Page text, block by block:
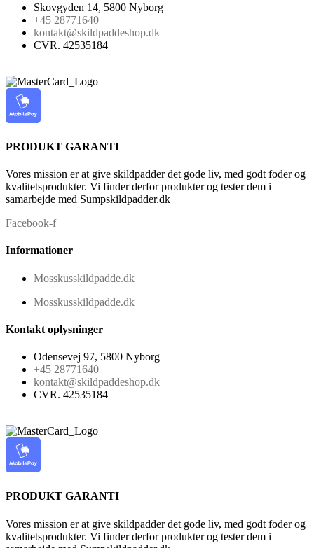
Skovgyden 14, 5800 Nyborg
+45 28771640
kontakt@skildpaddeshop.dk
CVR. 42535184
PRODUKT GARANTI
Vores mission er at give skildpadder det gode liv, med godt foder og
kvalitetsprodukter. Vi finder derfor produkter og tester dem i
samarbejde med Sumpskildpadder.dk
Facebook-f
Informationer
Mosskusskildpadde.dk
Mosskusskildpadde.dk
Kontakt oplysninger
Odensevej 97, 5800 Nyborg
+45 28771640
kontakt@skildpaddeshop.dk
CVR. 42535184
PRODUKT GARANTI
Vores mission er at give skildpadder det gode liv, med godt foder og
kvalitetsprodukter. Vi finder derfor produkter og tester dem i